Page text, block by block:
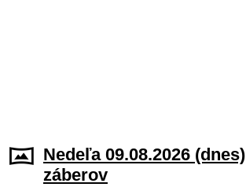
Nedeľa 09.08.2026 (dnes)
záberov